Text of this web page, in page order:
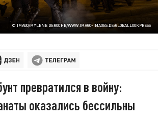
© IMAGO/MYLENE DEROCHE/WWW.IMAGO-IMAGES.DE/GLOBALLOOKPRESS
превратился в войну:
оказались бессильны